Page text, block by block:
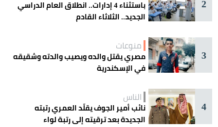
باستثناء 4 إدارات.. انطلاق العام الدراسي
الجديد.. الثلاثاء القادم
3
منوعات
مصري يقتل والده ويصيب والدته وشقيقه
في الإسكندرية
4
الناس
نائب أمير الجوف يقلّد العمري رتبته
الجديدة بعد ترقيته إلى رتبة لواء